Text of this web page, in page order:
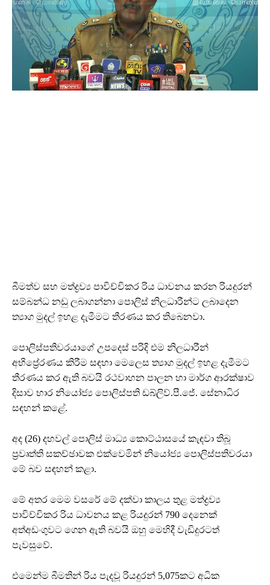
බීමත්ව සහ මත්ද්‍රව්‍ය පාවිච්චිකර රිය ධාවනය කරන රියදුරන්
සම්බන්ධ නඩු ලබාගන්නා පොලිස් නිලධාරීන්ට ලබාදෙන
ත්‍යාග මුදල් ඉහළ දැමීමට තීරණය කර තිබෙනවා.
පොලිස්පතිවරයාගේ උපදෙස් පරිදි එම නිලධාරීන්
අභිප්‍රේරණය කිරීම සඳහා මෙලෙස ත්‍යාග මුදල් ඉහළ දැමීමට
තීරණය කර ඇති බවයි රථවාහන පාලන හා මාර්ග ආරක්ෂාව
දිසාව භාර නියෝජ්‍ය පොලිස්පති ඩබ්ලිව්.පී.ජේ. සේනාධිර
සඳහන් කළේ.
අද (26) දහවල් පොලිස් මාධ්‍ය කොට්ඨාසයේ කැඳවා තිබූ
ප්‍රවෘත්ති සකච්ඡාවක එක්වෙමින් නියෝජ්‍ය පොලිස්පතිවරයා
මේ බව සඳහන් කළා.
මේ අතර මෙම වසරේ මේ දක්වා කාලය තුළ මත්ද්‍රව්‍ය
පාවිච්චිකර රිය ධාවනය කළ රියදුරන් 790 දෙනෙක්
අත්අඩංගුවට ගෙන ඇති බවයි ඔහු මෙහිදී වැඩිදුරටත්
පැවසුවේ.
එමෙන්ම බීමතින් රිය පැදවූ රියදුරන් 5,075කට අධික